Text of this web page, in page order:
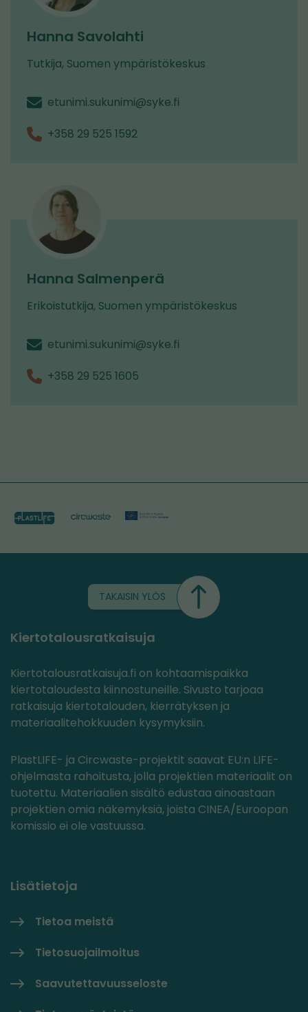
Hanna Savolahti
Tutkija, Suomen ympäristökeskus
etunimi.sukunimi@syke.fi
+358 29 525 1592
Hanna Salmenperä
Erikoistutkija, Suomen ympäristökeskus
etunimi.sukunimi@syke.fi
+358 29 525 1605
TAKAISIN YLÖS
Kiertotalousratkaisuja
Kiertotalousratkaisuja.fi on kohtaamispaikka
kiertotaloudesta kiinnostuneille. Sivusto tarjoaa
ratkaisuja kiertotalouden, kierrätyksen ja
materiaalitehokkuuden kysymyksiin.
PlastLIFE- ja Circwaste-projektit saavat EU:n LIFE-
ohjelmasta rahoitusta, jolla projektien materiaalit on
tuotettu. Materiaalien sisältö edustaa ainoastaan
projektien omia näkemyksiä, joista CINEA/Euroopan
komissio ei ole vastuussa.
Lisätietoja
Tietoa meistä
Tietosuojailmoitus
Saavutettavuusseloste